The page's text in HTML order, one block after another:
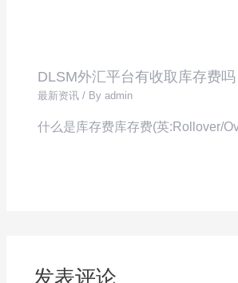
DLSM外汇平台有收取库存费吗
最新资讯 / Byadmin
什么是库存费库存费(英:Rollover/
发表评论